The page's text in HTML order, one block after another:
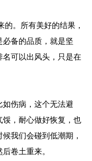
。所有美好的结果，
备的品质，就是坚
可以出风头，只是在
伤病，这个无法避
，耐心做好恢复，也
我们会碰到低潮期，
卷土重来。